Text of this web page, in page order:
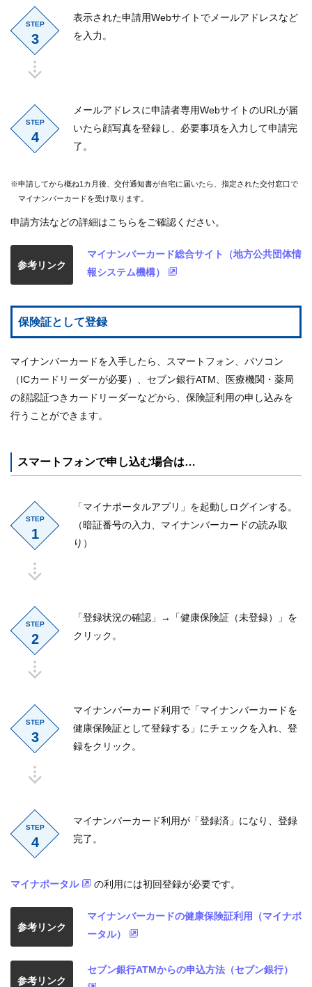
STEP
3
表示された申請用Webサイトでメールアドレスなど
を入力。
STEP
4
メールアドレスに申請者専用WebサイトのURLが届
いたら顔写真を登録し、必要事項を入力して申請完
了。
※申請してから概ね1カ月後、交付通知書が自宅に届いたら、指定された交付窓口で
マイナンバーカードを受け取ります。
申請方法などの詳細はこちらをご確認ください。
参考リンク
マイナンバーカード総合サイト（地方公共団体情
報システム機構）
保険証として登録
マイナンバーカードを入手したら、スマートフォン、パソコン
（ICカードリーダーが必要）、セブン銀行ATM、医療機関・薬局
の顔認証つきカードリーダーなどから、保険証利用の申し込みを
行うことができます。
スマートフォンで申し込む場合は…
STEP
1
「マイナポータルアプリ」を起動しログインする。
（暗証番号の入力、マイナンバーカードの読み取
り）
STEP
2
「登録状況の確認」→「健康保険証（未登録）」を
クリック。
STEP
3
マイナンバーカード利用で「マイナンバーカードを
健康保険証として登録する」にチェックを入れ、登
録をクリック。
STEP
4
マイナンバーカード利用が「登録済」になり、登録
完了。
マイナポータル の利用には初回登録が必要です。
参考リンク
マイナンバーカードの健康保険証利用（マイナポ
ータル）
参考リンク
セブン銀行ATMからの申込方法（セブン銀行）